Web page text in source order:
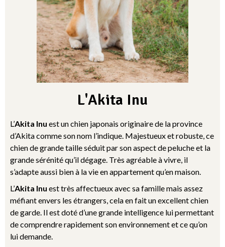
L'Akita Inu
L’Akita Inu est un chien japonais originaire de la province
d’Akita comme son nom l’indique. Majestueux et robuste, ce
chien de grande taille séduit par son aspect de peluche et la
grande sérénité qu’il dégage. Très agréable à vivre, il
s’adapte aussi bien à la vie en appartement qu’en maison.
L’Akita Inu est très affectueux avec sa famille mais assez
méfiant envers les étrangers, cela en fait un excellent chien
de garde. Il est doté d’une grande intelligence lui permettant
de comprendre rapidement son environnement et ce qu’on
lui demande.